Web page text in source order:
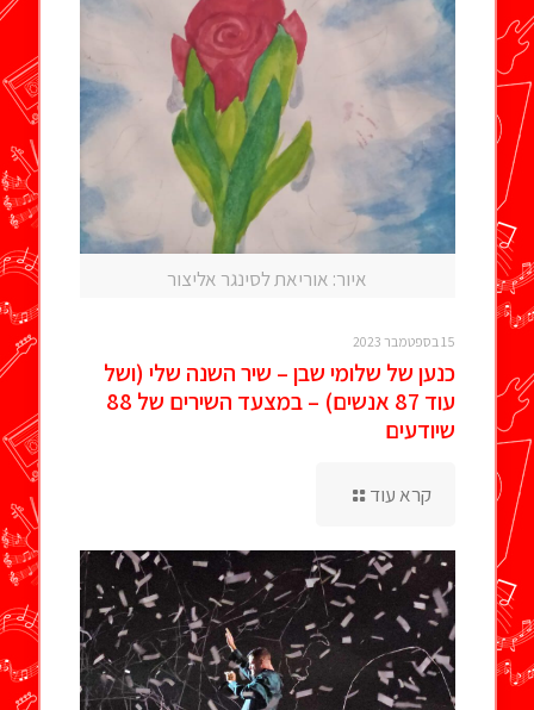
איור: אוריאת לסינגר אליצור
15 בספטמבר 2023
כנען של שלומי שבן – שיר השנה שלי (ושל
עוד 87 אנשים) – במצעד השירים של 88
שיודעים
קרא עוד